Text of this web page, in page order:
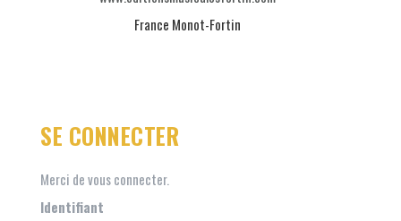
France Monot-Fortin
SE CONNECTER
Merci de vous connecter.
Identifiant